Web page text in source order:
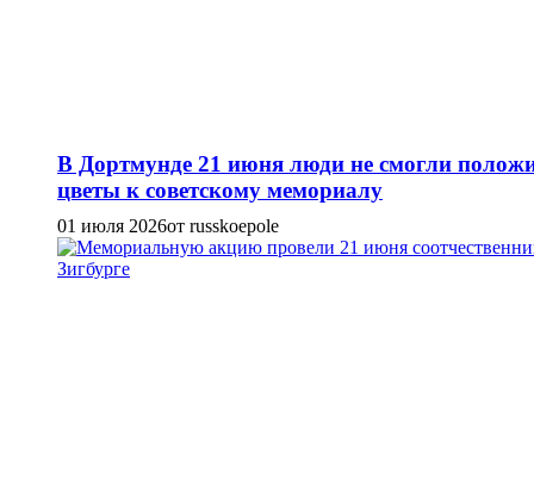
В Дортмунде 21 июня люди не смогли
цветы к советскому мемориалу
01 июля 2026от russkoepole